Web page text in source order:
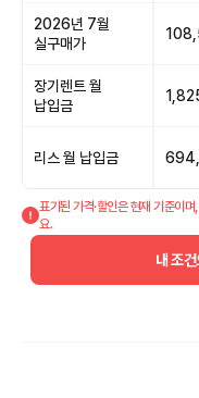
2026년 7월
실구매가
장기렌트 월
납입금
리스 월 납입금
표기된 가격·할인은 현재 기준이
요.
내 조